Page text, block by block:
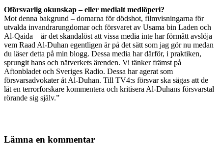
Oförsvarlig okunskap – eller medialt medlöperi?
Mot denna bakgrund – domarna för dödshot, filmvisningarna för
utvalda invandrarungdomar och försvaret av Usama bin Laden och
Al-Qaida – är det skandalöst att vissa media inte har förmått avslöja
vem Raad Al-Duhan egentligen är på det sätt som jag gör nu medan
du läser detta på min blogg. Dessa media har därför, i praktiken,
sprungit hans och nätverkets ärenden. Vi tänker främst på
Aftonbladet och Sveriges Radio. Dessa har agerat som
försvarsadvokater åt Al-Duhan. Till TV4:s försvar ska sägas att de
lät en terrorforskare kommentera och kritisera Al-Duhans försvarstal
rörande sig själv.”
Lämna en kommentar